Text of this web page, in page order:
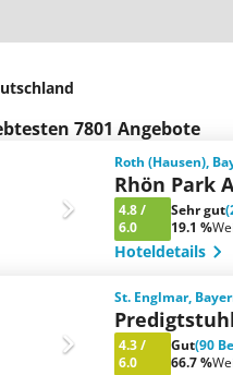
7801 Angebote
Roth (Hausen),
Rhön Park
4.8/
6.0
Sehr gut
19.1 %
Hoteldetails
St. Englmar,
4.3/
6.0
Gut(90
66.7 %